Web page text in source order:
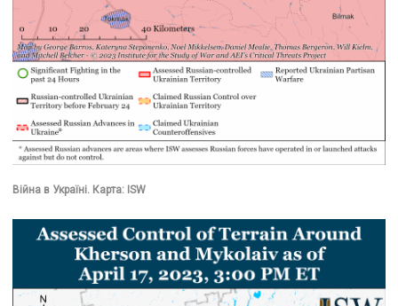
Війна в Україні. Карта: ISW